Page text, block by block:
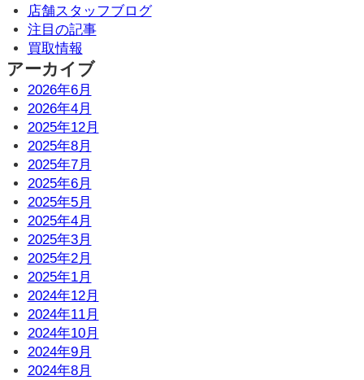
店舗スタッフブログ
注目の記事
買取情報
アーカイブ
2026年6月
2026年4月
2025年12月
2025年8月
2025年7月
2025年6月
2025年5月
2025年4月
2025年3月
2025年2月
2025年1月
2024年12月
2024年11月
2024年10月
2024年9月
2024年8月